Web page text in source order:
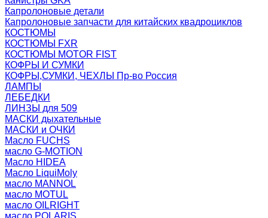
Капролоновые детали
Капролоновые запчасти для китайских квадроциклов
КОСТЮМЫ
КОСТЮМЫ FXR
КОСТЮМЫ MOTOR FIST
КОФРЫ И СУМКИ
КОФРЫ,СУМКИ, ЧЕХЛЫ Пр-во Россия
ЛАМПЫ
ЛЕБЕДКИ
ЛИНЗЫ для 509
МАСКИ дыхательные
МАСКИ и ОЧКИ
Масло FUCHS
масло G-MOTION
Масло HIDEA
Масло LiquiMoly
масло MANNOL
масло MOTUL
масло OILRIGHT
масло POLARIS